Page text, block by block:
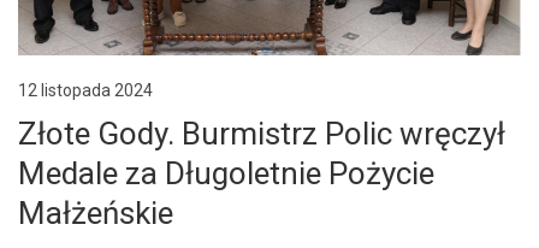
12 listopada 2024
Złote Gody. Burmistrz Polic wręczył
Medale za Długoletnie Pożycie
Małżeńskie